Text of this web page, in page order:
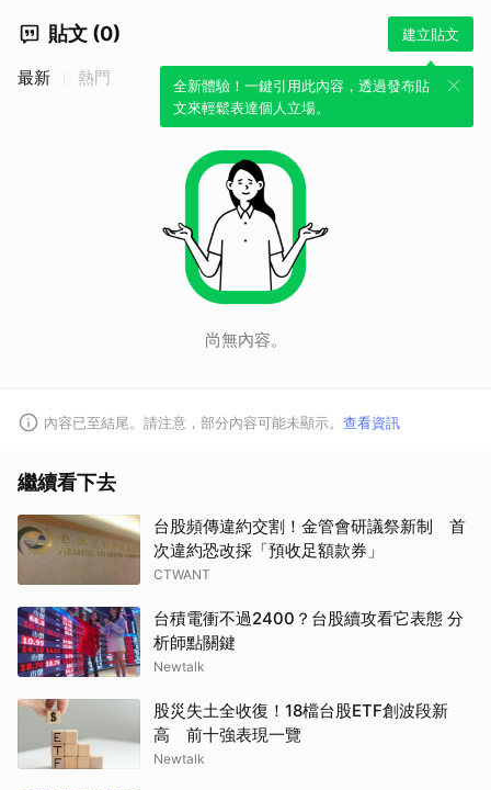
貼文 (0) 建立貼文
全新體驗！一鍵引用此內容，透過發布貼
文來輕鬆表達個人立場。
最新 熱門
尚無內容。
內容已至結尾。請注意，部分內容可能未顯示。 查看資訊
繼續看下去
台股頻傳違約交割！金管會研議祭新制 首
次違約恐改採「預收足額款券」
CTWANT
台積電衝不過2400？台股續攻看它表態 分
析師點關鍵
Newtalk
股災失土全收復！18檔台股ETF創波段新
高 前十強表現一覽
Newtalk